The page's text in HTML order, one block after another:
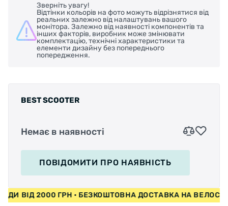
Зверніть увагу!
Відтінки кольорів на фото можуть відрізнятися від
реальних залежно від налаштувань вашого
монітора. Залежно від наявності компонентів та
інших факторів, виробник може змінювати
комплектацію, технічні характеристики та
елементи дизайну без попереднього
попередження.
BEST SCOOTER
Немає в наявності
ПОВІДОМИТИ ПРО НАЯВНІСТЬ
ВІД 2000 ГРН • БЕЗКОШТОВНА ДОСТАВКА НА